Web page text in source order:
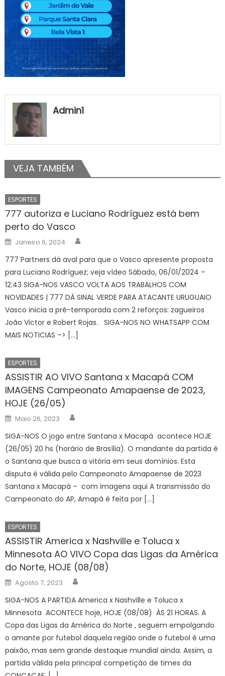
Admin1
VEJA TAMBÉM
ESPORTES
777 autoriza e Luciano Rodríguez está bem
perto do Vasco
Posted
on
Janeiro 6, 2024
777 Partners dá aval para que o Vasco apresente proposta
para Luciano Rodríguez; veja vídeo Sábado, 06/01/2024 –
12:43 SIGA-NOS VASCO VOLTA AOS TRABALHOS COM
NOVIDADES | 777 DÁ SINAL VERDE PARA ATACANTE URUGUAIO
Vasco inicia a pré-temporada com 2 reforços: zagueiros
João Victor e Robert Rojas. SIGA-NOS NO WHATSAPP COM
MAIS NOTICIAS –> […]
ESPORTES
ASSISTIR AO VIVO Santana x Macapá COM
IMAGENS Campeonato Amapaense de 2023,
HOJE (26/05)
Posted
on
Maio 26, 2023
SIGA-NOS O jogo entre Santana x Macapá acontece HOJE
(26/05) 20 hs (horário de Brasília). O mandante da partida é
o Santana que busca a vitória em seus domínios. Esta
disputa é válida pelo Campeonato Amapaense de 2023
Santana x Macapá – com imagens aqui A transmissão do
Campeonato do AP, Amapá é feita por […]
ESPORTES
ASSISTIR America x Nashville e Toluca x
Minnesota AO VIVO Copa das Ligas da América
do Norte, HOJE (08/08)
Posted
on
Agosto 7, 2023
SIGA-NOS A PARTIDA America x Nashville e Toluca x
Minnesota ACONTECE hoje, HOJE (08/08) ÀS 21 HORAS. A
Copa das Ligas da América do Norte , seguem empolgando
o amante por futebol daquela região onde o futebol é uma
paixão, mas sem grande destaque mundial ainda. Assim, a
partida válida pela principal competição de times da